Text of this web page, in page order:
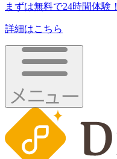
まずは無料で24時間体験！
詳細はこちら